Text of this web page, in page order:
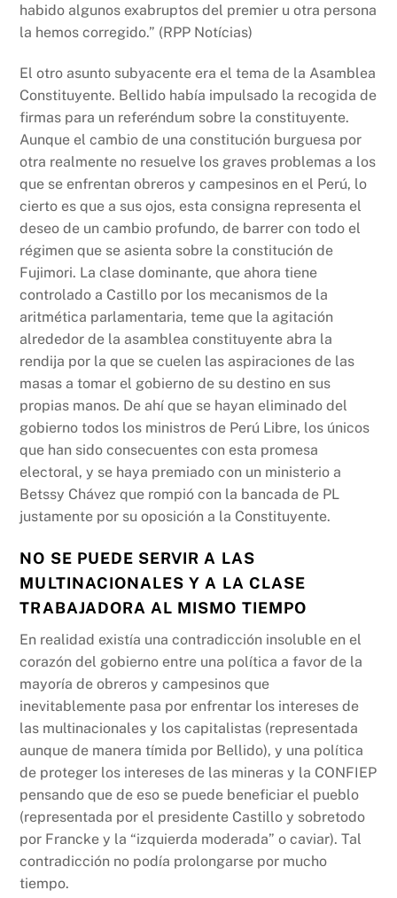
habido algunos exabruptos del premier u otra persona
la hemos corregido.” (RPP Notícias)
El otro asunto subyacente era el tema de la Asamblea
Constituyente. Bellido había impulsado la recogida de
firmas para un referéndum sobre la constituyente.
Aunque el cambio de una constitución burguesa por
otra realmente no resuelve los graves problemas a los
que se enfrentan obreros y campesinos en el Perú, lo
cierto es que a sus ojos, esta consigna representa el
deseo de un cambio profundo, de barrer con todo el
régimen que se asienta sobre la constitución de
Fujimori. La clase dominante, que ahora tiene
controlado a Castillo por los mecanismos de la
aritmética parlamentaria, teme que la agitación
alrededor de la asamblea constituyente abra la
rendija por la que se cuelen las aspiraciones de las
masas a tomar el gobierno de su destino en sus
propias manos. De ahí que se hayan eliminado del
gobierno todos los ministros de Perú Libre, los únicos
que han sido consecuentes con esta promesa
electoral, y se haya premiado con un ministerio a
Betssy Chávez que rompió con la bancada de PL
justamente por su oposición a la Constituyente.
NO SE PUEDE SERVIR A LAS
MULTINACIONALES Y A LA CLASE
TRABAJADORA AL MISMO TIEMPO
En realidad existía una contradicción insoluble en el
corazón del gobierno entre una política a favor de la
mayoría de obreros y campesinos que
inevitablemente pasa por enfrentar los intereses de
las multinacionales y los capitalistas (representada
aunque de manera tímida por Bellido), y una política
de proteger los intereses de las mineras y la CONFIEP
pensando que de eso se puede beneficiar el pueblo
(representada por el presidente Castillo y sobretodo
por Francke y la “izquierda moderada” o caviar). Tal
contradicción no podía prolongarse por mucho
tiempo.